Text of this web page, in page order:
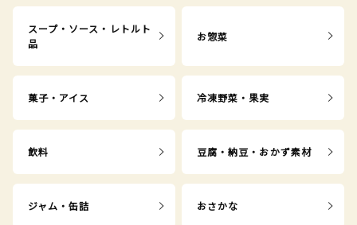
スープ・ソース・レトルト
品
お惣菜
菓子・アイス 冷凍野菜・果実
飲料 豆腐・納豆・おかず素材
ジャム・缶詰 おさかな